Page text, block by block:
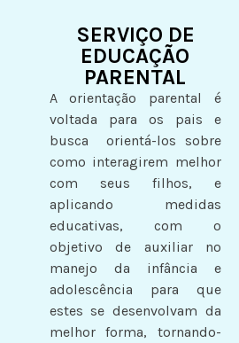
SERVIÇO DE
EDUCAÇÃO
PARENTAL
A orientação parental é
voltada para os pais e
busca orientá-los sobre
como interagirem melhor
com seus filhos, e
aplicando medidas
educativas, com o
objetivo de auxiliar no
manejo da infância e
adolescência para que
estes se desenvolvam da
melhor forma, tornando-